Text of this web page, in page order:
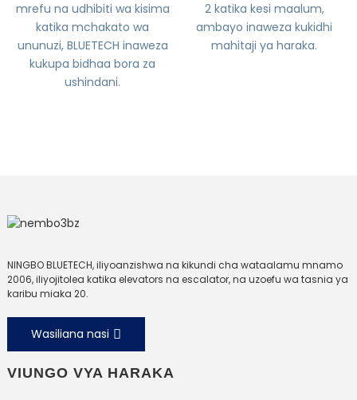
mrefu na udhibiti wa kisima
katika mchakato wa
ununuzi, BLUETECH inaweza
kukupa bidhaa bora za
ushindani.
2 katika kesi maalum,
ambayo inaweza kukidhi
mahitaji ya haraka.
NINGBO BLUETECH, iliyoanzishwa na kikundi cha wataalamu mnamo
2006, iliyojitolea katika elevators na escalator, na uzoefu wa tasnia ya
karibu miaka 20.
Wasiliana nasi
VIUNGO VYA HARAKA